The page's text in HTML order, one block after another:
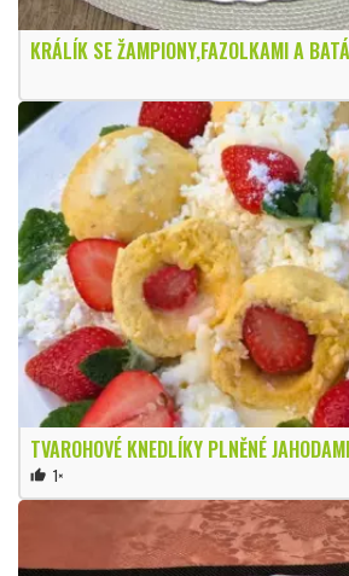
KRÁLÍK SE ŽAMPIONY,FAZOLKAMI A
TVAROHOVÉ KNEDLÍKY PLNĚNÉ JAHODAMI
thumb_up 1×